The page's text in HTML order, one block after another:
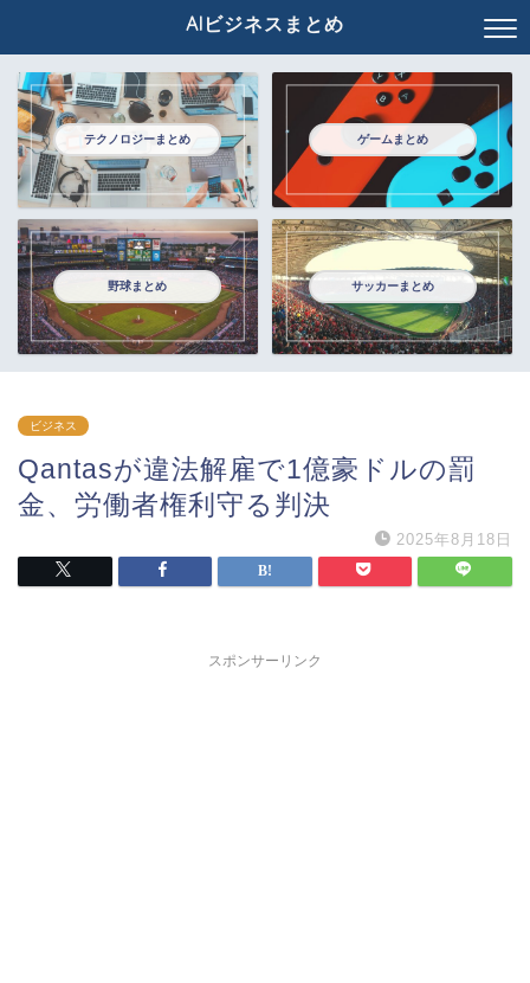
AIビジネスまとめ
テクノロジーまとめ ゲームまとめ
野球まとめ サッカーまとめ
ビジネス
Qantasが違法解雇で1億豪ドルの罰
金、労働者権利守る判決
2025年8月18日
スポンサーリンク